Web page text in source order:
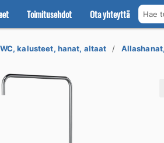
Toimitusehdot Ota yhteyttä Hae
kalusteet, hanat, altaat